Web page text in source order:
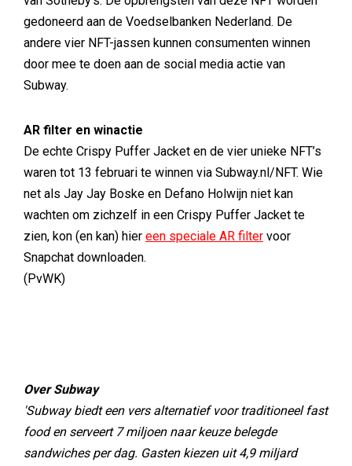
gedoneerd aan de Voedselbanken Nederland. De
andere vier NFT-jassen kunnen consumenten winnen
door mee te doen aan de social media actie van
Subway.
AR filter en winactie
De echte Crispy Puffer Jacket en de vier unieke NFT’s
waren tot 13 februari te winnen via Subway.nl/NFT. Wie
net als Jay Jay Boske en Defano Holwijn niet kan
wachten om zichzelf in een Crispy Puffer Jacket te
zien, kon (en kan) hier een speciale AR filter voor
Snapchat downloaden.
(PvWK)
Over Subway
'Subway biedt een vers alternatief voor traditioneel fast
food en serveert 7 miljoen naar keuze belegde
sandwiches per dag. Gasten kiezen uit 4,9 miljard